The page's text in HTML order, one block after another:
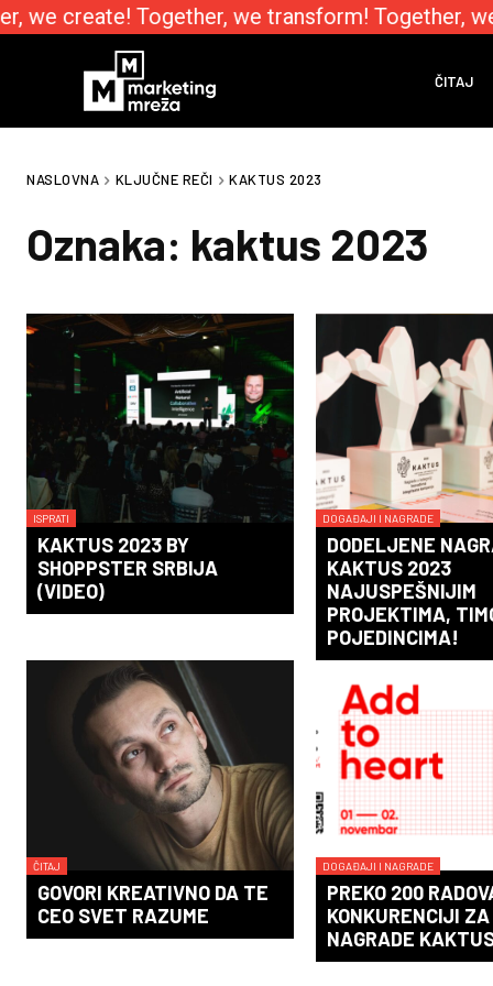
we create! Together, we transform! Together,
ČITAJ
NASLOVNA KLJUČNE REČI KAKTUS 2023
Oznaka: kaktus 2023
ISPRATI
KAKTUS 2023 BY
SHOPPSTER SRBIJA
(VIDEO)
DOGAĐAJI I NAGRADE
DODELJENE
KAKTUS 2023
NAJUSPEŠNIJIM
PROJEKTIMA,
POJEDINCIMA!
ČITAJ
GOVORI KREATIVNO DA TE
CEO SVET RAZUME
DOGAĐAJI I NAGRADE
PREKO 200
KONKURENCIJI ZA
NAGRADE